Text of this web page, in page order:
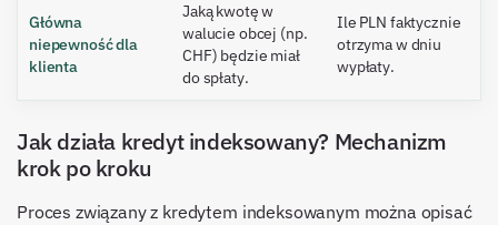
Główna
niepewność dla
klienta
Jaką kwotę w
walucie obcej (np.
CHF) będzie miał
do spłaty.
Ile PLN faktycznie
otrzyma w dniu
wypłaty.
Jak działa kredyt indeksowany? Mechanizm
krok po kroku
Proces związany z kredytem indeksowanym można opisać